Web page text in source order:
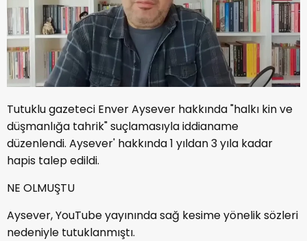
Tutuklu gazeteci Enver Aysever hakkında "halkı kin ve
düşmanlığa tahrik" suçlamasıyla iddianame
düzenlendi. Aysever' hakkında 1 yıldan 3 yıla kadar
hapis talep edildi.
NE OLMUŞTU
Aysever, YouTube yayınında sağ kesime yönelik sözleri
nedeniyle tutuklanmıştı.